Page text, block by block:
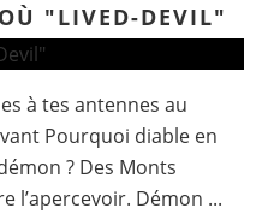
"LIVED-DEVIL"
à tes antennes au
Pourquoi diable en
? Des Monts
l’apercevoir. Démon ...